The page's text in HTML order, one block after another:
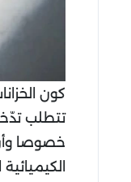
كون
تتطلب
خصوصا